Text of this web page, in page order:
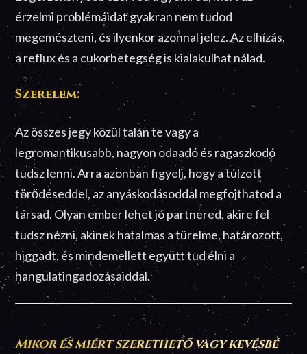
érzelmi problémáidat gyakran nem tudod
megemészteni, és ilyenkor azonnal jelez. Az elhízás,
a reflux és a cukorbetegség is kialakulhat nálad.
Szerelem:
Az összes jegy közül talán te vagy a
legromantikusabb, nagyon odaadó és ragaszkodó
tudsz lenni. Arra azonban figyelj, hogy a túlzott
törődéseddel, az anyáskodásoddal megfojthatod a
társad. Olyan ember lehet jó partnered, akire fel
tudsz nézni, akinek hatalmas a türelme, határozott,
higgadt, és mindemellett együtt tud élni a
hangulatingadozásaiddal.
Mikor és miért szerethető vagy kevésbé